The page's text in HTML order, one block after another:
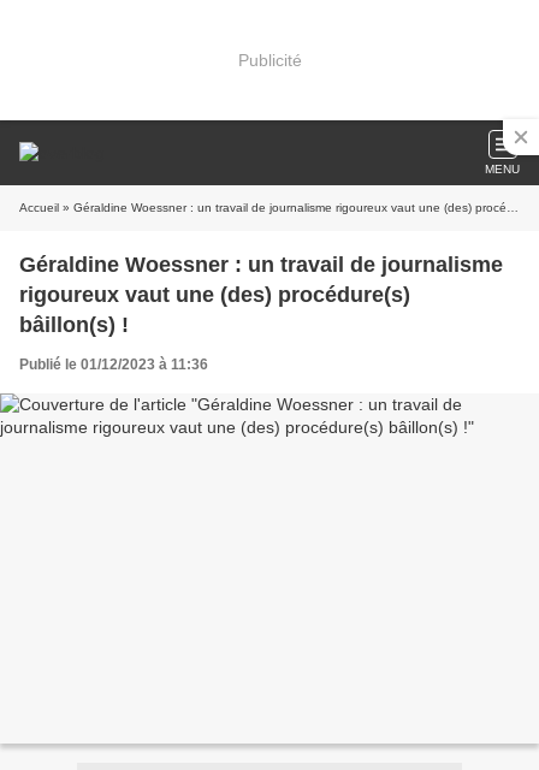
Publicité
MENU
Accueil » Géraldine Woessner : un travail de journalisme rigoureux vaut une (des) procédure(s) bâillon(s) !
Géraldine Woessner : un travail de journalisme
rigoureux vaut une (des) procédure(s)
bâillon(s) !
Publié le 01/12/2023 à 11:36